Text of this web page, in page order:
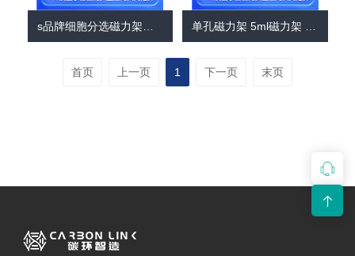
首页 上一页 1 下一页 末页